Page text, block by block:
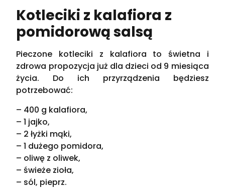
Kotleciki z kalafiora z
pomidorową salsą
Pieczone kotleciki z kalafiora to świetna i
zdrowa propozycja już dla dzieci od 9 miesiąca
życia. Do ich przyrządzenia będziesz
potrzebować:
– 400 g kalafiora,
– 1 jajko,
– 2 łyżki mąki,
– 1 dużego pomidora,
– oliwę z oliwek,
– świeże zioła,
– sól, pieprz.